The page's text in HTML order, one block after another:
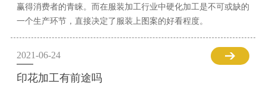
赢得消费者的青睐。而在服装加工行业中硬化加工是不可或缺的
一个生产环节，直接决定了服装上图案的好看程度。
2021-06-24
印花加工有前途吗